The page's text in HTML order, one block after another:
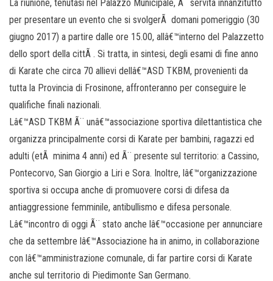
La riunione, tenutasi nel Palazzo Municipale, Ã¨ servita innanzitutto
per presentare un evento che si svolgerÃ domani pomeriggio (30
giugno 2017) a partire dalle ore 15.00, allâ€™interno del Palazzetto
dello sport della cittÃ . Si tratta, in sintesi, degli esami di fine anno
di Karate che circa 70 allievi dellâ€™ASD TKBM, provenienti da
tutta la Provincia di Frosinone, affronteranno per conseguire le
qualifiche finali nazionali.
Lâ€™ASD TKBM Ã¨ unâ€™associazione sportiva dilettantistica che
organizza principalmente corsi di Karate per bambini, ragazzi ed
adulti (etÃ minima 4 anni) ed Ã¨ presente sul territorio: a Cassino,
Pontecorvo, San Giorgio a Liri e Sora. Inoltre, lâ€™organizzazione
sportiva si occupa anche di promuovere corsi di difesa da
antiaggressione femminile, antibullismo e difesa personale.
Lâ€™incontro di oggi Ã¨ stato anche lâ€™occasione per annunciare
che da settembre lâ€™Associazione ha in animo, in collaborazione
con lâ€™amministrazione comunale, di far partire corsi di Karate
anche sul territorio di Piedimonte San Germano.